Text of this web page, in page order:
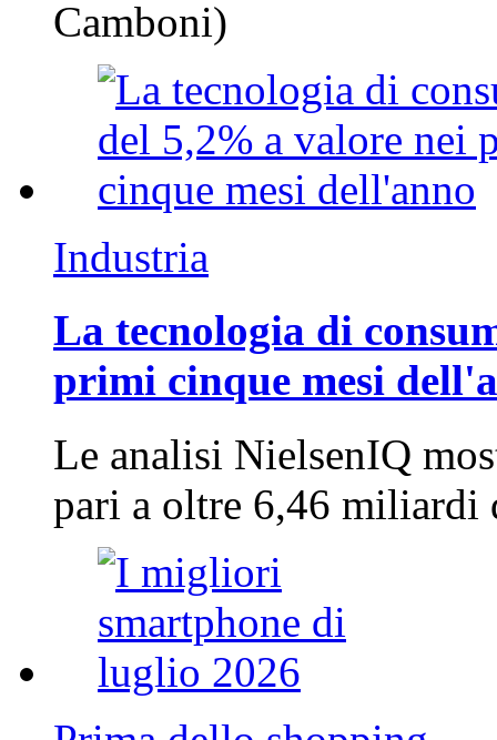
Camboni)
Industria
La tecnologia di
primi cinque mesi
Le analisi NielsenIQ
pari a oltre 6,46